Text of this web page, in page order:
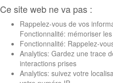
Ce site web ne va pas :
Rappelez-vous de vos
Fonctionnalité: mémoriser
Fonctionnalité: Rappelez-
Analytics: Gardez une trace
interactions prises
Analytics: suivez votre